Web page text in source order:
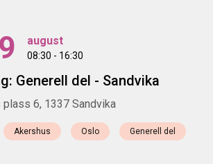
august
08:30 - 16:30
Generell del - Sandvika
6, 1337 Sandvika
Akershus Oslo Generell del